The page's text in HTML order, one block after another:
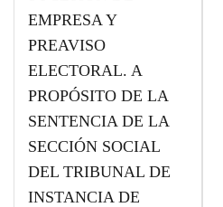
N
EMPRESA Y
PREAVISO
ELECTORAL. A
PROPÓSITO DE LA
SENTENCIA DE LA
SECCIÓN SOCIAL
DEL TRIBUNAL DE
INSTANCIA DE